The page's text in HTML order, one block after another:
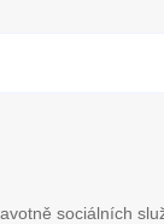
sociálních